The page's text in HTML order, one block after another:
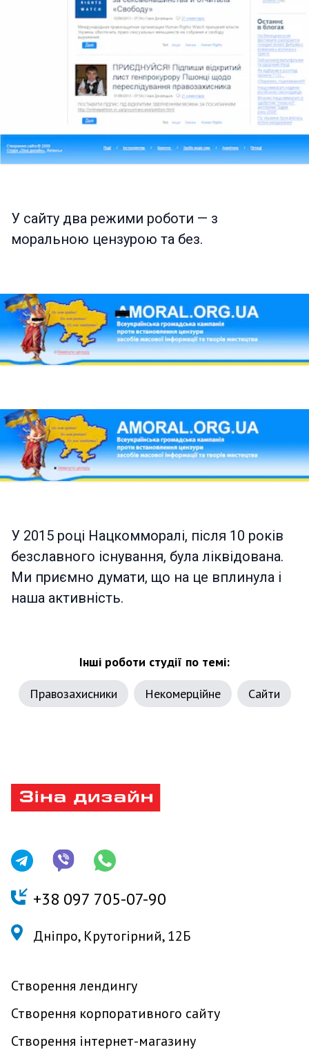
У сайту два режими роботи — з
моральною цензурою та без.
У 2015 році Нацкомморалі, після 10 років
безславного існування, була ліквідована.
Ми приємно думати, що на це вплинула і
наша активність.
Інші роботи студії по темі:
Правозахисники
Некомерційне Сайти
+38 097 705-07-90
Дніпро, Крутогірний, 12Б
Створення лендингу
Створення корпоративного сайту
Створення інтернет-магазину